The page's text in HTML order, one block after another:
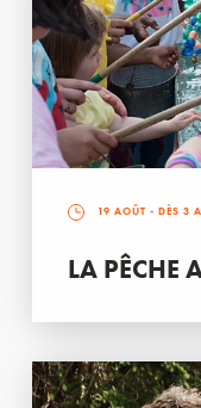
19 AOÛT - DÈS 3
LA PÊCHE